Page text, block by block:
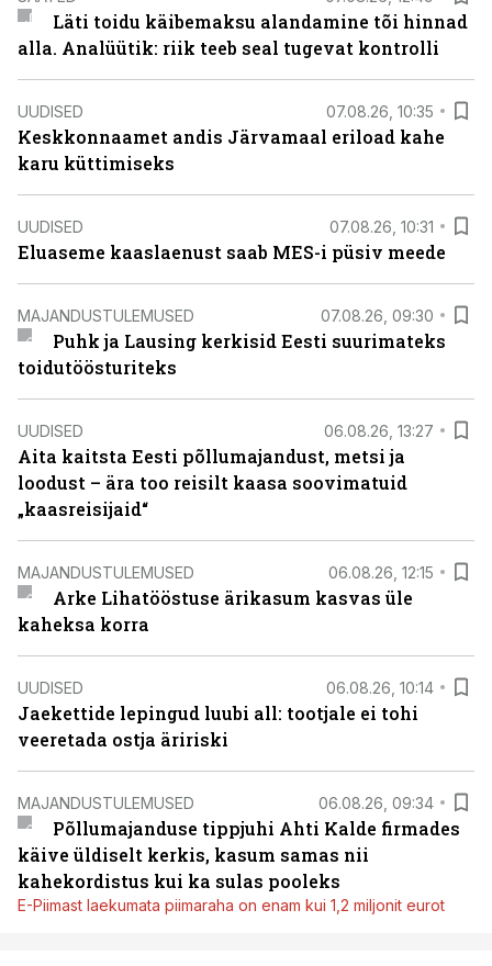
Läti toidu käibemaksu alandamine tõi hinnad
alla. Analüütik: riik teeb seal tugevat kontrolli
UUDISED 07.08.26, 10:35
Keskkonnaamet andis Järvamaal eriload kahe
karu küttimiseks
UUDISED 07.08.26, 10:31
Eluaseme kaaslaenust saab MES-i püsiv meede
MAJANDUSTULEMUSED 07.08.26, 09:30
Puhk ja Lausing kerkisid Eesti suurimateks
toidutöösturiteks
UUDISED 06.08.26, 13:27
Aita kaitsta Eesti põllumajandust, metsi ja
loodust – ära too reisilt kaasa soovimatuid
„kaasreisijaid“
MAJANDUSTULEMUSED 06.08.26, 12:15
Arke Lihatööstuse ärikasum kasvas üle
kaheksa korra
UUDISED 06.08.26, 10:14
Jaekettide lepingud luubi all: tootjale ei tohi
veeretada ostja äririski
MAJANDUSTULEMUSED 06.08.26, 09:34
Põllumajanduse tippjuhi Ahti Kalde firmades
käive üldiselt kerkis, kasum samas nii
kahekordistus kui ka sulas pooleks
E-Piimast laekumata piimaraha on enam kui 1,2 miljonit eurot